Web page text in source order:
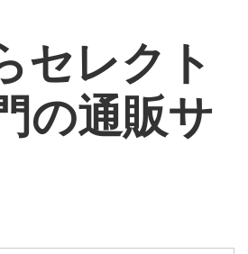
セレクト
の通販サ